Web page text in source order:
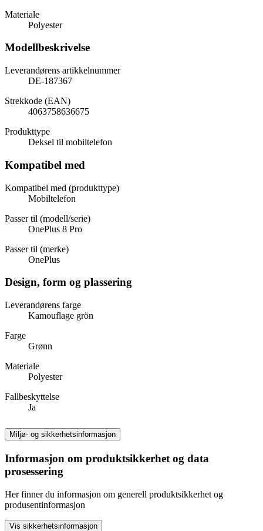
Materiale
Polyester
Modellbeskrivelse
Leverandørens artikkelnummer
DE-187367
Strekkode (EAN)
4063758636675
Produkttype
Deksel til mobiltelefon
Kompatibel med
Kompatibel med (produkttype)
Mobiltelefon
Passer til (modell/serie)
OnePlus 8 Pro
Passer til (merke)
OnePlus
Design, form og plassering
Leverandørens farge
Kamouflage grön
Farge
Grønn
Materiale
Polyester
Fallbeskyttelse
Ja
Miljø- og sikkerhetsinformasjon
Informasjon om produktsikkerhet og data
prosessering
Her finner du informasjon om generell produktsikkerhet og
produsentinformasjon
Vis sikkerhetsinformasjon